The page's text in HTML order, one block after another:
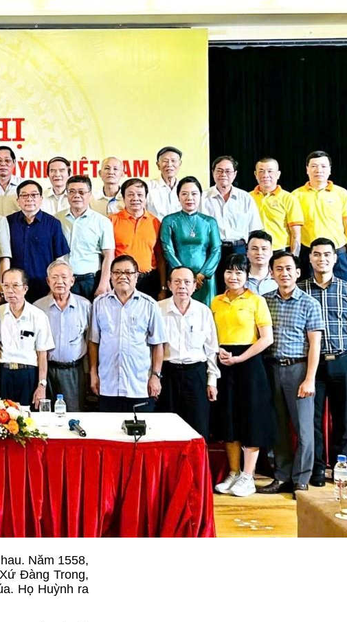
Năm 1558,
Đàng Trong,
Họ Huỳnh ra